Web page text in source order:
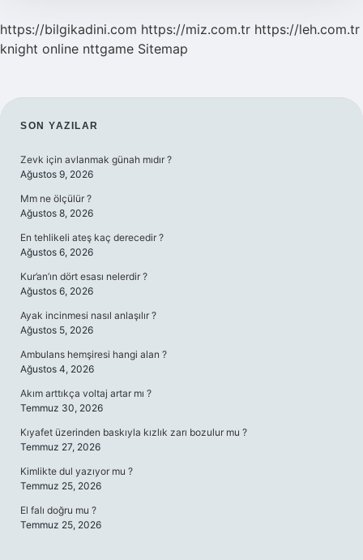
https://bilgikadini.com https://miz.com.tr https://leh.com.tr
knight online nttgame Sitemap
SIDEBAR
SON YAZILAR
Zevk için avlanmak günah mıdır ?
Ağustos 9, 2026
Mm ne ölçülür ?
Ağustos 8, 2026
En tehlikeli ateş kaç derecedir ?
Ağustos 6, 2026
Kur’an’ın dört esası nelerdir ?
Ağustos 6, 2026
Ayak incinmesi nasıl anlaşılır ?
Ağustos 5, 2026
Ambulans hemşiresi hangi alan ?
Ağustos 4, 2026
Akım arttıkça voltaj artar mı ?
Temmuz 30, 2026
Kıyafet üzerinden baskıyla kızlık zarı bozulur mu ?
Temmuz 27, 2026
Kimlikte dul yazıyor mu ?
Temmuz 25, 2026
El falı doğru mu ?
Temmuz 25, 2026